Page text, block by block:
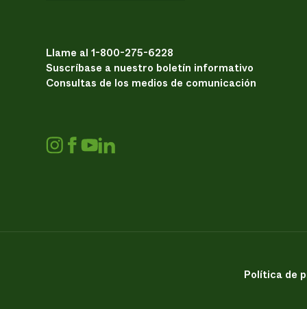
Llame al 1-800-275-6228
Suscríbase a nuestro boletín informativo
Consultas de los medios de comunicación
Política de